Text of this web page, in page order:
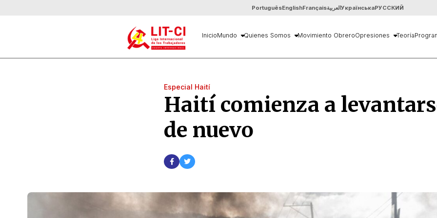
PortuguêsEnglishFrançaisالعربيةУкраїнськаРУССКИЙ
InicioMundo Quienes Somos Movimiento ObreroOpresiones Teoría
Especial Haití
Haití comienza a
de nuevo